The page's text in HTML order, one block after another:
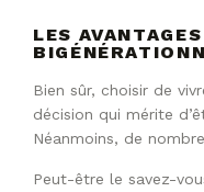
LES
Bien sûr, choisir de
décision qui mérite
Néanmoins, de
Peut-être le savez-